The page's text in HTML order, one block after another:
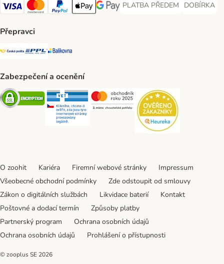
Visa Payment Method
Mastercard Payment Method
PayPal Payment Method
Apple pay Payment Method
GooglePay Payment Method
PLATBA PŘEDEM
PLATBA PŘEDEM Payment
DOBÍRKA
DOBÍRKA
Přepravci
Česká pošta Shipping Method
PPL Shipping Method
Balíkovna Shipping Method
Zabezpečení a ocenění
Security Security Security
O zoohit Kariéra Firemní webové stránky
Impressum
Všeobecné obchodní podmínky
Zde odstoupit od smlouvy
Zákon o digitálních službách
Likvidace baterií
Kontakt
Poštovné a dodací termín
Způsoby platby
Partnerský program
Ochrana osobních údajů
Ochrana osobních údajů
Prohlášení o přístupnosti
© zooplus SE 2026